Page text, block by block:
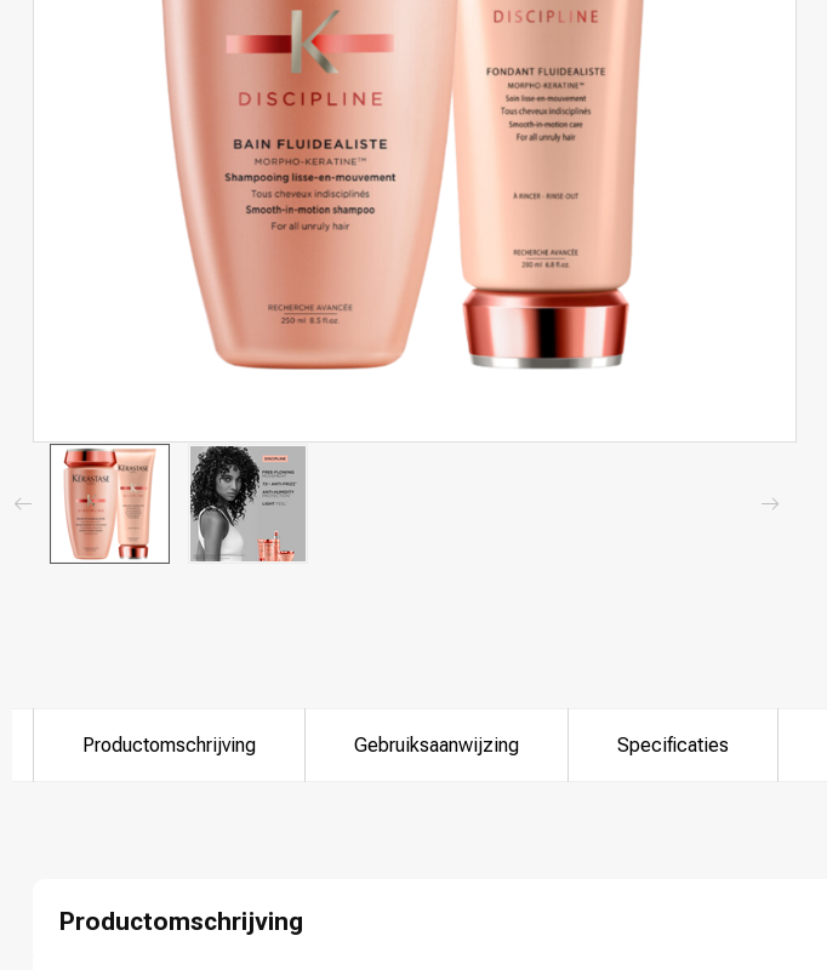
Productomschrijving Gebruiksaanwijzing Specificaties
Productomschrijving